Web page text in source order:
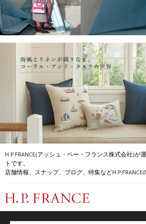
H.P.FRANCE(アッシュ・ペー・フランス株式会社)が
トです。
店舗情報、スナップ、ブログ、特集などH.P.FRANCE